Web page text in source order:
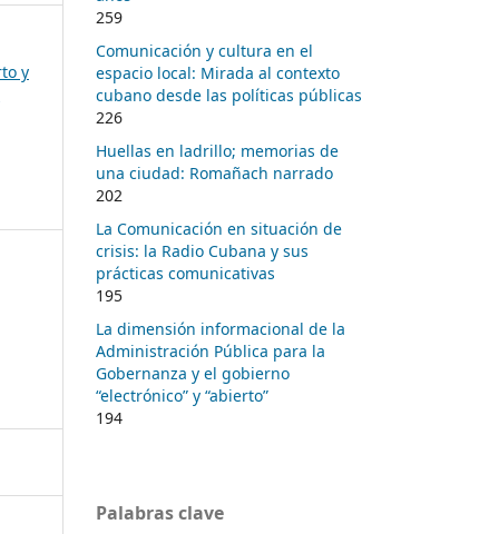
y
259
Comunicación y cultura en el
espacio local: Mirada al contexto
cubano desde las políticas públicas
226
Huellas en ladrillo; memorias de
una ciudad: Romañach narrado
202
La Comunicación en situación de
crisis: la Radio Cubana y sus
prácticas comunicativas
195
La dimensión informacional de la
Administración Pública para la
Gobernanza y el gobierno
“electrónico” y “abierto”
194
Palabras clave